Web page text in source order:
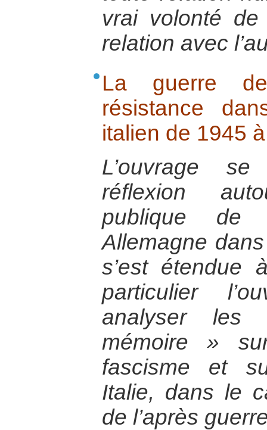
vrai volonté
relation avec
La guerre
résistance
italien de 1945
L’ouvrage
réflexion
publique de
Allemagne
s’est étendue
particulier
analyser
mémoire »
fascisme et
Italie, dans le
de l’après